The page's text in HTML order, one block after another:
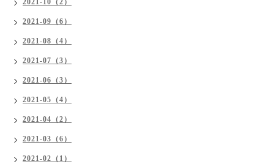
2021-10（2）
2021-09（6）
2021-08（4）
2021-07（3）
2021-06（3）
2021-05（4）
2021-04（2）
2021-03（6）
2021-02（1）